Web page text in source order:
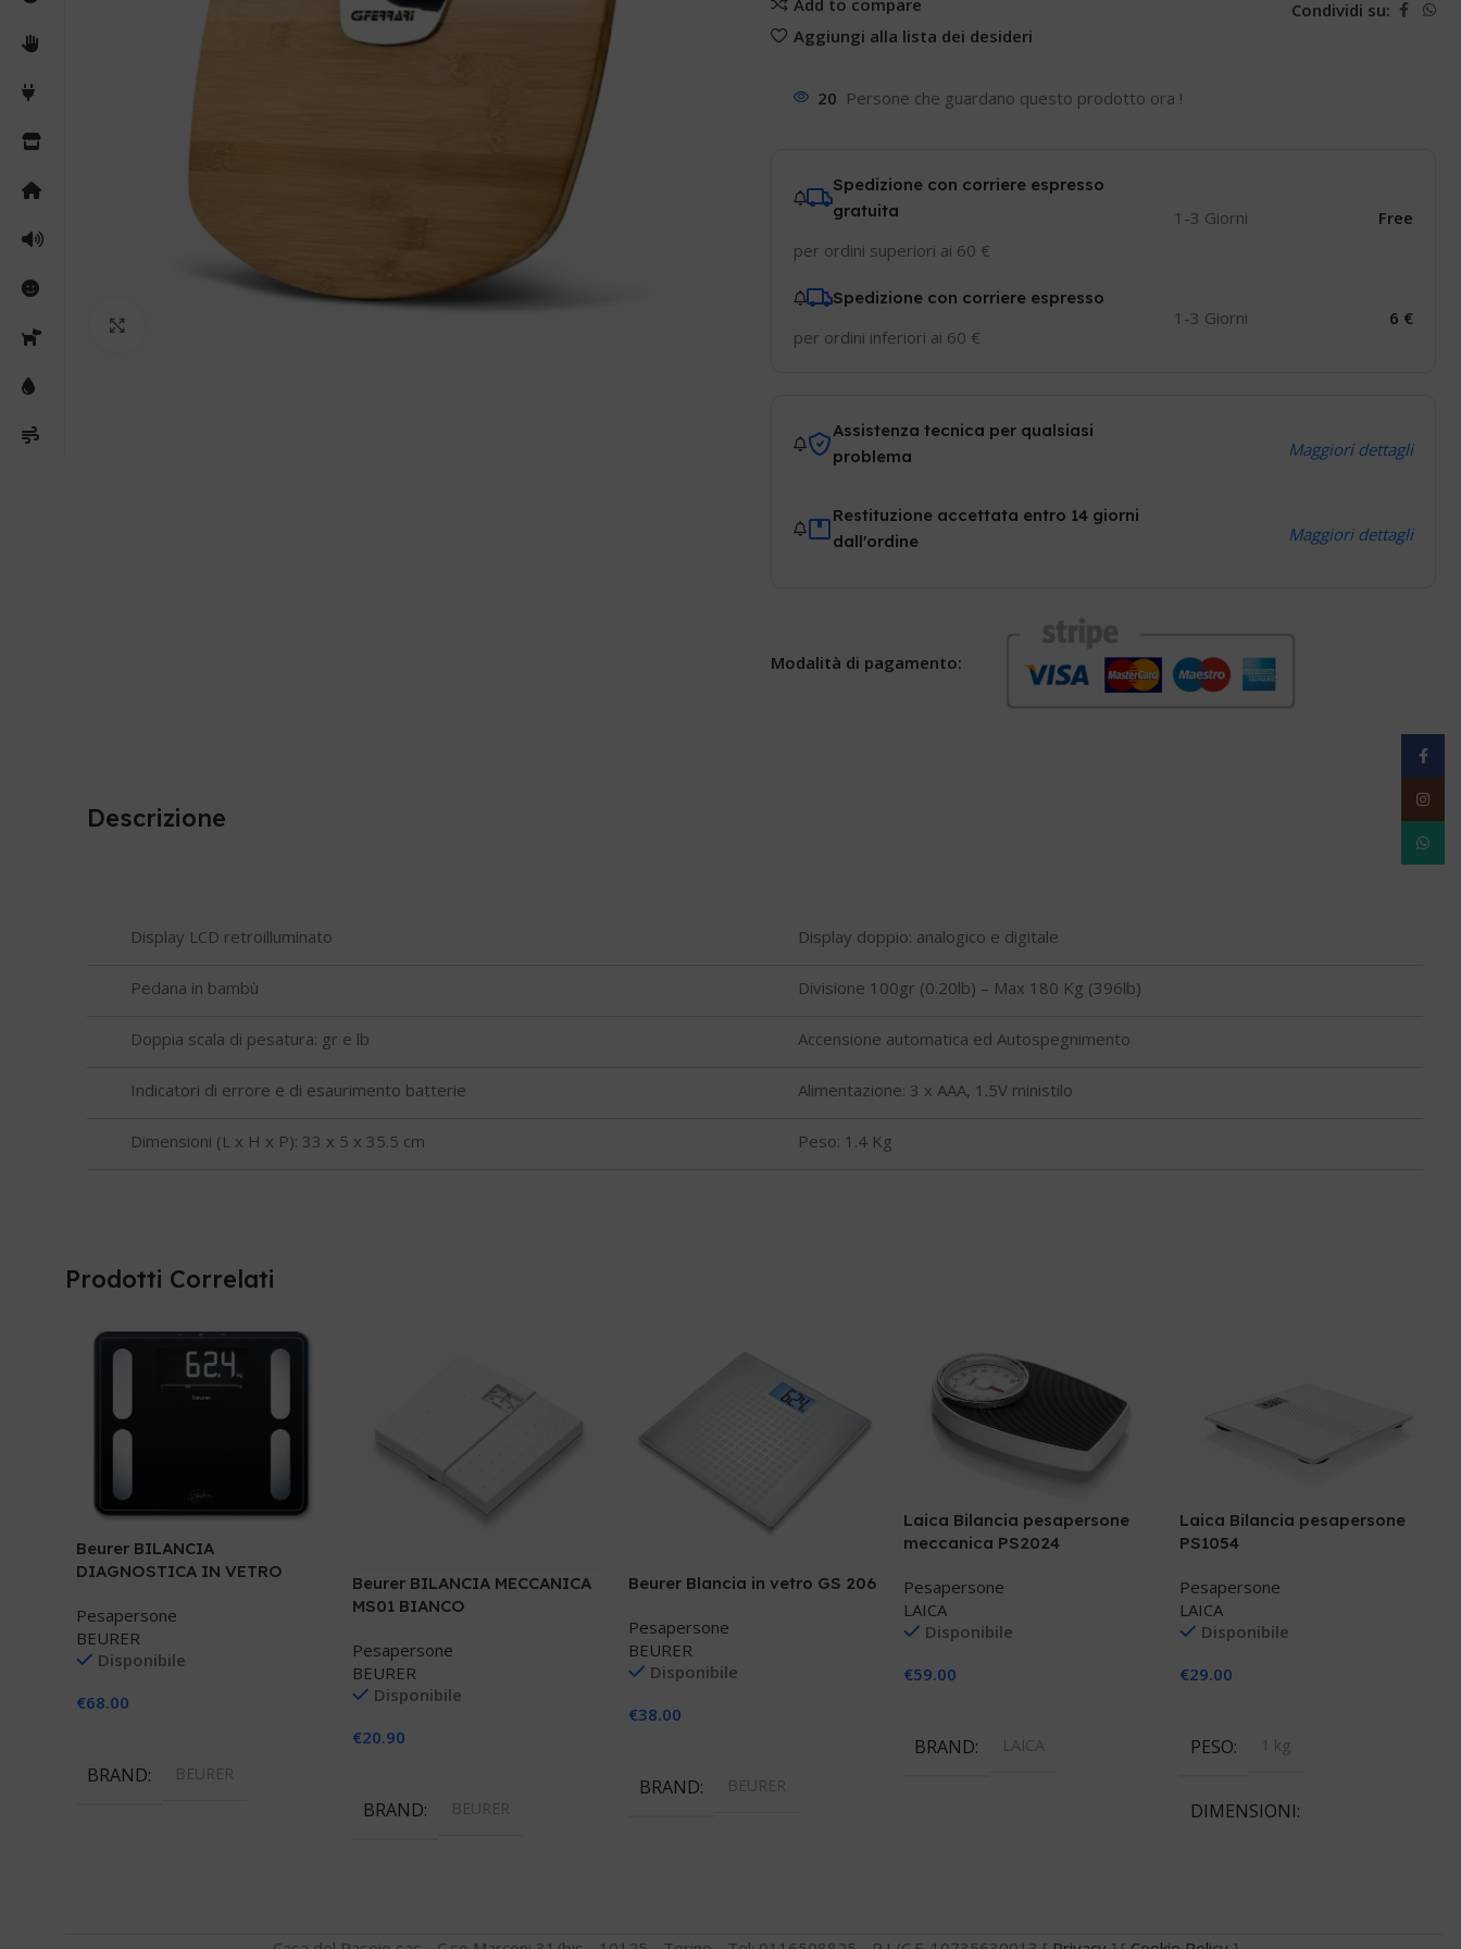
Aggiungi alla lista dei desideri
Condividi su:
20 Persone che guardano questo prodotto ora !
Spedizione con corriere espresso
gratuita
per ordini superiori ai 60 €
1-3 Giorni Free
Spedizione con corriere espresso
per ordini inferiori ai 60 €
1-3 Giorni 6 €
Assistenza tecnica per qualsiasi
problema
Maggiori dettagli
Restituzione accettata entro 14 giorni
dall'ordine
Maggiori dettagli
Modalità di pagamento:
Descrizione
Display LCD retroilluminato Display doppio: analogico e digitale
Pedana in bambù Divisione 100gr (0.20lb) – Max 180 Kg (396lb)
Doppia scala di pesatura: gr e lb Accensione automatica ed Autospegnimento
Indicatori di errore e di esaurimento batterie Alimentazione: 3 x AAA, 1.5V ministilo
Dimensioni (L x H x P): 33 x 5 x 35.5 cm Peso: 1.4 Kg
Prodotti Correlati
Beurer BILANCIA
DIAGNOSTICA IN VETRO
Pesapersone
BEURER
Disponibile
€68.00
BRAND BEURER
Beurer BILANCIA MECCANICA
MS01 BIANCO
Pesapersone
BEURER
Disponibile
€20.90
BRAND BEURER
Beurer Blancia in vetro GS 206
Pesapersone
BEURER
Disponibile
€38.00
BRAND BEURER
Laica Bilancia pesapersone
meccanica PS2024
Pesapersone
LAICA
Disponibile
€59.00
BRAND LAICA
Laica Bilancia pesapersone
PS1054
Pesapersone
LAICA
Disponibile
€29.00
PESO 1 kg
DIMENSIONI